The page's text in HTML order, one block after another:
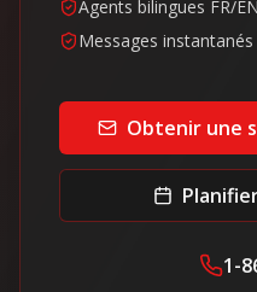
Agents bilingues FR/EN
Messages instantanés
Obtenir une
1-